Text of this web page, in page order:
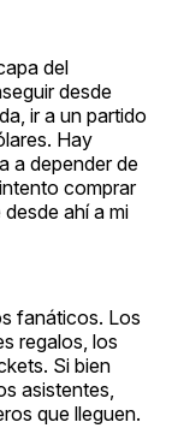
del
desde
ir a un partido
Hay
a depender de
comprar
ahí a mi
fanáticos. Los
regalos, los
Si bien
asistentes,
que lleguen.